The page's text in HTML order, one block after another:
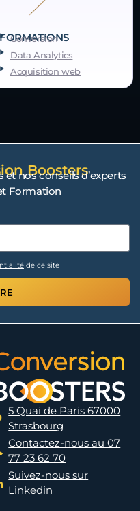
FORMATIONS
Conversion
Data Analytics
Acquisition web
Boosters
nos conseils d’experts
Formation
de ce site
5 Quai de Paris 67000
Strasbourg
Contactez-nous au 07
77 23 62 70
Suivez-nous sur
Linkedin